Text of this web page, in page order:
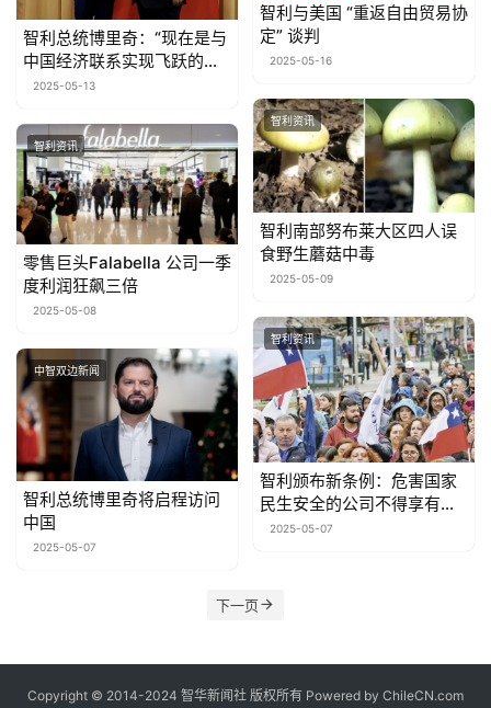
智利与美国 “重返自由贸易协
定” 谈判
2025-05-16
智利总统博里奇：“现在是与
中国经济联系实现飞跃的时
候了。
2025-05-13
智利资讯
智利南部努布莱大区四人误
食野生蘑菇中毒
2025-05-09
智利资讯
零售巨头Falabella 公司一季
度利润狂飙三倍
2025-05-08
智利资讯
智利颁布新条例：危害国家
民生安全的公司不得享有罢
工权
2025-05-07
中智双边新闻
智利总统博里奇将启程访问
中国
2025-05-07
下一页
Copyright © 2014-2024 智华新闻社 版权所有 Powered by ChileCN.com